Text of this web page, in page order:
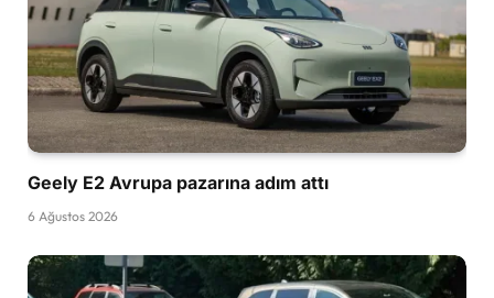
Geely E2 Avrupa pazarına adım attı
6 Ağustos 2026